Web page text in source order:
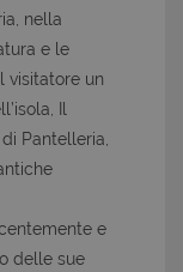
nella
e le
visitatore un
Il
Pantelleria,
e
delle sue